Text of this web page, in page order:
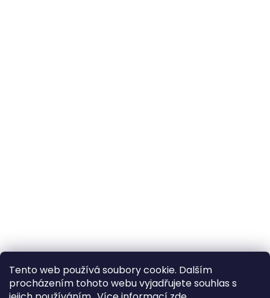
Tento web používá soubory cookie. Dalším
procházením tohoto webu vyjadřujete souhlas s